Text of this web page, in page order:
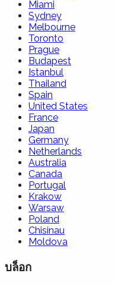
Miami
Sydney
Melbourne
Toronto
Prague
Budapest
Istanbul
Thailand
Spain
United States
France
Japan
Germany
Netherlands
Australia
Canada
Portugal
Krakow
Warsaw
Poland
Chisinau
Moldova
บล็อก